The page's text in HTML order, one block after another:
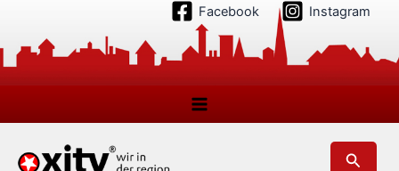
springen
Facebook Instagram
Suchen